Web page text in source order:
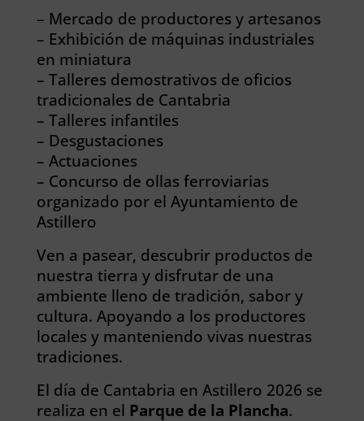
– Mercado de productores y artesanos
– Exhibición de máquinas industriales
en miniatura
– Talleres demostrativos de oficios
tradicionales de Cantabria
– Talleres infantiles
– Desgustaciones
– Actuaciones
– Concurso de ollas ferroviarias
organizado por el Ayuntamiento de
Astillero
Ven a pasear, descubrir productos de
nuestra tierra y disfrutar de una
ambiente lleno de tradición, sabor y
cultura. Apoyando a los productores
locales y manteniendo vivas nuestras
tradiciones.
El día de Cantabria en Astillero 2026 se
realiza en el Parque de la Plancha.